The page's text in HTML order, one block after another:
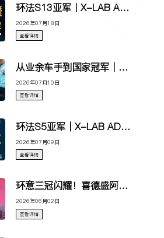
环法S13亚军丨X-LAB AD9 破风疾冲，喜德盛阿斯塔纳车队哈罗德·特哈达「极限冲刺」斩获赛段第二！
2026年07月18日
查看详情
从业余车手到国家冠军｜苏浩钰身披国家冠军衫，X-LAB AD9 冠军涂装荣耀登场！
2026年07月10日
查看详情
环法S5亚军｜X-LAB AD9助力巅峰冲刺 喜德盛阿斯塔纳车队绽放法兰西！
2026年07月09日
查看详情
环意三冠闪耀！喜德盛阿斯塔纳车队2026环意征程圆满收官！
2026年06月02日
查看详情